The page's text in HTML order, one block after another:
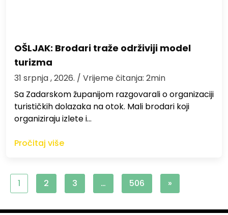
OŠLJAK: Brodari traže održiviji model
turizma
31 srpnja , 2026. / Vrijeme čitanja: 2min
Sa Zadarskom županijom razgovarali o organizaciji
turističkih dolazaka na otok. Mali brodari koji
organiziraju izlete i…
Pročitaj više
1 2 3 … 506 »